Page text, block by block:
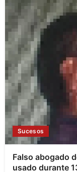
Sucesos
Falso abogado
usado durante